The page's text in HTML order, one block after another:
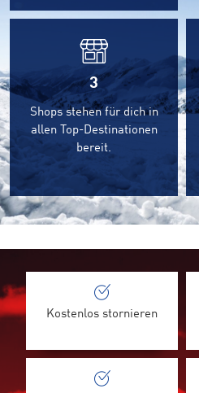
3
Shops stehen für dich in
allen Top-Destinationen
bereit.
Kostenlos stornieren